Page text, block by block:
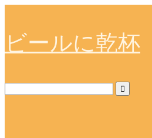
ビールに乾杯